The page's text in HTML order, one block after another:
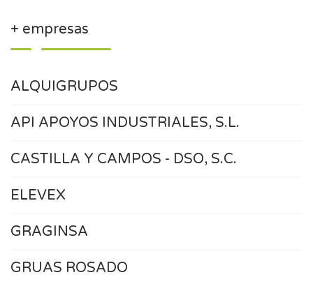
+ empresas
ALQUIGRUPOS
API APOYOS INDUSTRIALES, S.L.
CASTILLA Y CAMPOS - DSO, S.C.
ELEVEX
GRAGINSA
GRUAS ROSADO